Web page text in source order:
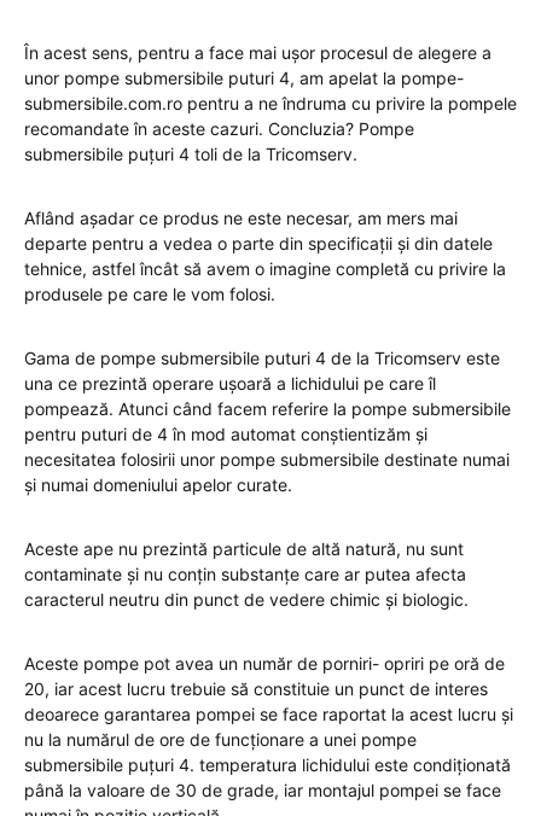
În acest sens, pentru a face mai ușor procesul de alegere a
unor pompe submersibile puturi 4, am apelat la pompe-
submersibile.com.ro pentru a ne îndruma cu privire la pompele
recomandate în aceste cazuri. Concluzia? Pompe
submersibile puțuri 4 toli de la Tricomserv.
Aflând așadar ce produs ne este necesar, am mers mai
departe pentru a vedea o parte din specificații și din datele
tehnice, astfel încât să avem o imagine completă cu privire la
produsele pe care le vom folosi.
Gama de pompe submersibile puturi 4 de la Tricomserv este
una ce prezintă operare ușoară a lichidului pe care îl
pompează. Atunci când facem referire la pompe submersibile
pentru puturi de 4 în mod automat conștientizăm și
necesitatea folosirii unor pompe submersibile destinate numai
și numai domeniului apelor curate.
Aceste ape nu prezintă particule de altă natură, nu sunt
contaminate și nu conțin substanțe care ar putea afecta
caracterul neutru din punct de vedere chimic și biologic.
Aceste pompe pot avea un număr de porniri- opriri pe oră de
20, iar acest lucru trebuie să constituie un punct de interes
deoarece garantarea pompei se face raportat la acest lucru și
nu la numărul de ore de funcționare a unei pompe
submersibile puțuri 4. temperatura lichidului este condiționată
până la valoare de 30 de grade, iar montajul pompei se face